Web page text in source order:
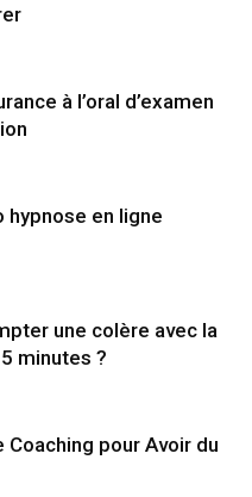
à l’oral d’examen
hypnose en ligne
une colère avec la
minutes ?
Coaching pour Avoir du